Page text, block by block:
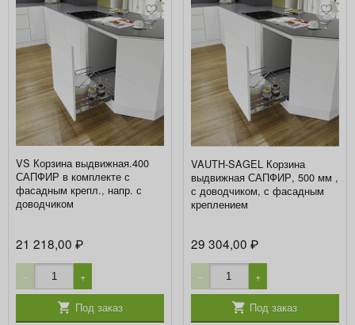
VS Корзина выдвижная.400
САПФИР в комплекте с
фасадным крепл., напр. с
доводчиком
21 218,00₽
− +
Под заказ
VAUTH-SAGEL Корзина
выдвижная САПФИР, 500 мм ,
с доводчиком, с фасадным
креплением
29 304,00 ₽
− +
Под заказ